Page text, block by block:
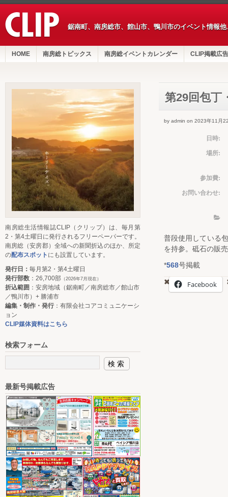
鋸南町、南房総市、館山市、鴨川市のイベント情報
HOME 南房総トピックス 南房総イベントカレンダー CLIP掲載広告
第29回包丁
by admin on 2023年11月
日時:
場所:
参加費:
お問い合わせ:
普段使用している
を持参。砥石の販
*568号掲載
Facebook
南房総生活情報誌CLIP（クリップ）は、毎月第
2・第4土曜日に発行されるフリーペーパーです。
南房総（安房郡）全域への新聞折込のほか、所定
の配布スポット にも設置しています。
発行日： 毎月第2・第4土曜日
発行部数 ：26,700部 （2026年7月現在）
折込範囲 ：安房地域（鋸南町／南房総市／館山市
／鴨川市）+ 勝浦市
編集・制作・発行：有限会社コアコミュニケーシ
ョン
CLIP媒体資料はこちら
検索フォーム
最新号掲載広告